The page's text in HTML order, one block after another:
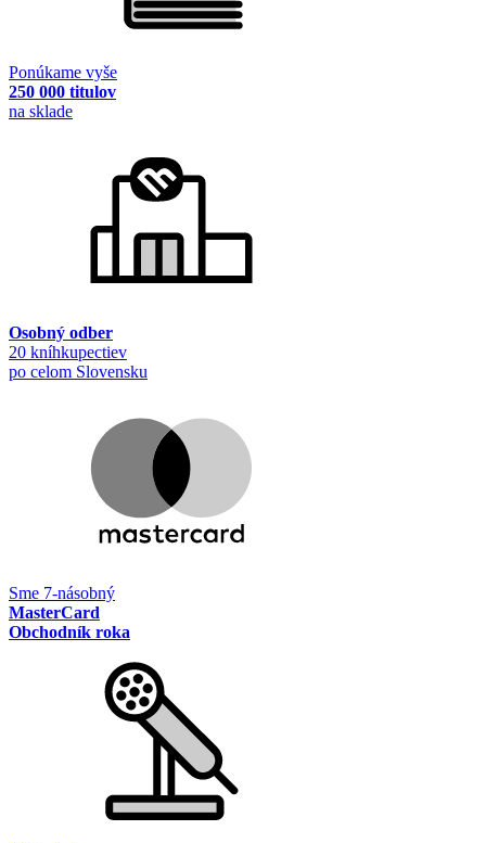
Ponúkame vyše
250 000 titulov
na sklade
Osobný odber
20 kníhkupectiev
po celom Slovensku
Sme 7-násobný
MasterCard
Obchodník roka